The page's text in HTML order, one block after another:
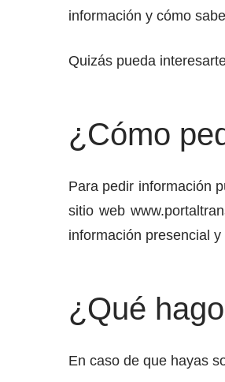
información y cómo
Quizás pueda
¿Cómo
Para pedir información
sitio web
información presencial
¿Qué
En caso de que hayas